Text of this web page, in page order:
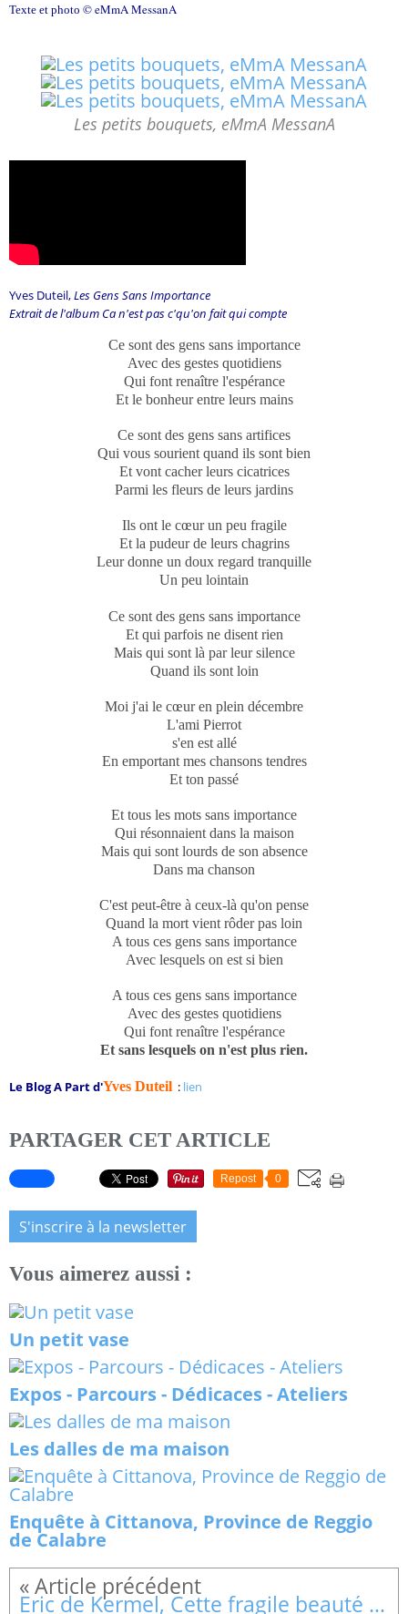
Texte et photo © eMmA MessanA
Les petits bouquets, eMmA MessanA
Yves Duteil,Les Gens Sans Importance
Extrait de l'album Ca n'est pas c'qu'on fait qui compte
Ce sont des gens sans importance
Avec des gestes quotidiens
Qui font renaître l'espérance
Et le bonheur entre leurs mains
Ce sont des gens sans artifices
Qui vous sourient quand ils sont bien
Et vont cacher leurs cicatrices
Parmi les fleurs de leurs jardins
Ils ont le cœur un peu fragile
Et la pudeur de leurs chagrins
Leur donne un doux regard tranquille
Un peu lointain
Ce sont des gens sans importance
Et qui parfois ne disent rien
Mais qui sont là par leur silence
Quand ils sont loin
Moi j'ai le cœur en plein décembre
L'ami Pierrot
s'en est allé
En emportant mes chansons tendres
Et ton passé
Et tous les mots sans importance
Qui résonnaient dans la maison
Mais qui sont lourds de son absence
Dans ma chanson
C'est peut-être à ceux-là qu'on pense
Quand la mort vient rôder pas loin
A tous ces gens sans importance
Avec lesquels on est si bien
A tous ces gens sans importance
Avec des gestes quotidiens
Qui font renaître l'espérance
Et sans lesquels on n'est plus rien.
Le Blog A Partd'Yves Duteil : lien
PARTAGER CET ARTICLE
Repost 0
S'inscrire à la newsletter
Vous aimerez aussi :
Un petit vase
Expos - Parcours - Dédicaces - Ateliers
Les dalles de ma maison
Enquête à Cittanova, Province de Reggio
de Calabre
Eric de Kermel, Cette fragile beauté du monde